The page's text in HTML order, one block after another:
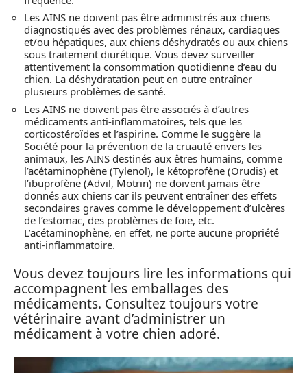
Les AINS ne doivent pas être administrés aux chiens
diagnostiqués avec des problèmes rénaux, cardiaques
et/ou hépatiques, aux chiens déshydratés ou aux chiens
sous traitement diurétique. Vous devez surveiller
attentivement la consommation quotidienne d’eau du
chien. La déshydratation peut en outre entraîner
plusieurs problèmes de santé.
Les AINS ne doivent pas être associés à d’autres
médicaments anti-inflammatoires, tels que les
corticostéroïdes et l’aspirine. Comme le suggère la
Société pour la prévention de la cruauté envers les
animaux, les AINS destinés aux êtres humains, comme
l’acétaminophène (Tylenol), le kétoprofène (Orudis) et
l’ibuprofène (Advil, Motrin) ne doivent jamais être
donnés aux chiens car ils peuvent entraîner des effets
secondaires graves comme le développement d’ulcères
de l’estomac, des problèmes de foie, etc.
L’acétaminophène, en effet, ne porte aucune propriété
anti-inflammatoire.
Vous devez toujours lire les informations qui
accompagnent les emballages des
médicaments. Consultez toujours votre
vétérinaire avant d’administrer un
médicament à votre chien adoré.